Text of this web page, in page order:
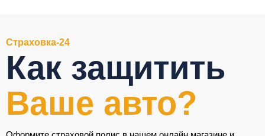
Страховка-24
Как защитить
Ваше авто?